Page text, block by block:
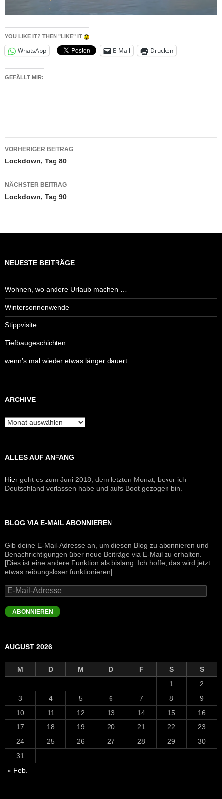
YOU LIKE IT? THEN "LIKE" IT
WhatsApp E-Mail Drucken
GEFÄLLT MIR:
Beitragsnavigation
VORHERIGER BEITRAG
Lockdown, Tag 80
NÄCHSTER BEITRAG
Lockdown, Tag 90
NEUESTE BEITRÄGE
Wohnen, wo andere Urlaub machen …
Wintersonnenwende
Stippvisite
Tiefbaugeschichten
wenn’s mal wieder etwas länger dauert …
ARCHIVE
Archive
ALLES AUF ANFANG
Hier geht es zum Juni 2018, dem letzten Monat, bevor ich
Deutschland verlassen habe und aufs Boot gezogen bin.
BLOG VIA E-MAIL ABONNIEREN
Gib deine E-Mail-Adresse an, um diesen Blog zu abonnieren und
Benachrichtigungen über neue Beiträge via E-Mail zu erhalten.
[Dies ist eine andere Funktion als bislang. Ich hoffe, das wird jetzt
etwas reibungsloser funktionieren]
E-
Mail-
Adresse
ABONNIEREN
AUGUST 2026
M D M D F S
S
1
2
3
4 5 6 7 8
9
10
11 12 13 14 15
16
17
18 19 20 21 22
23
24
25 26 27 28 29
30
31
« Feb.